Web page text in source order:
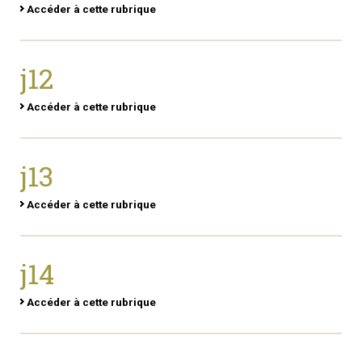
Accéder à cette rubrique
j12
Accéder à cette rubrique
j13
Accéder à cette rubrique
j14
Accéder à cette rubrique